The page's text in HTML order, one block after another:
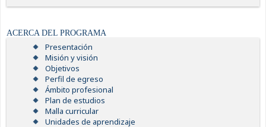
ACERCA DEL PROGRAMA
Presentación
Misión y visión
Objetivos
Perfil de egreso
Ámbito profesional
Plan de estudios
Malla curricular
Unidades de aprendizaje